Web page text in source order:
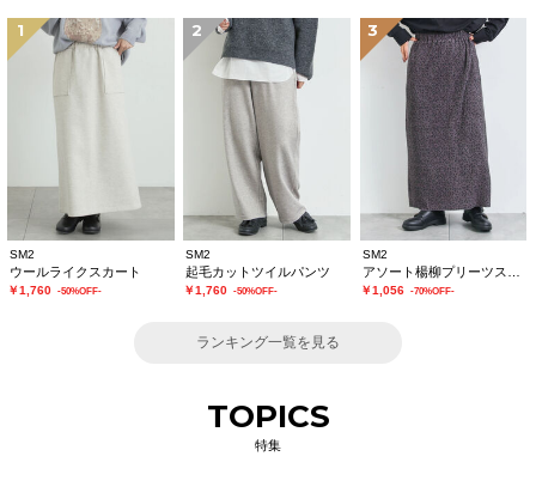
1
SM2
ウールライクスカート
￥1,760 -50%OFF-
2
SM2
起毛カットツイルパンツ
￥1,760 -50%OFF-
3
SM2
￥1,056 -70%OFF-
ランキング一覧を見る
TOPICS
特集